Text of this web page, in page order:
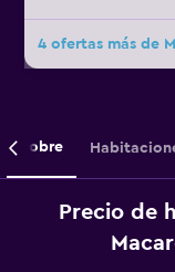
4 ofertas más de
Sobre
Precio de